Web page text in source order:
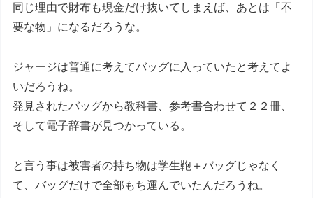
同じ理由で財布も現金だけ抜いてしまえば、あとは「不
要な物」になるだろうな。
ジャージは普通に考えてバッグに入っていたと考えてよ
いだろうね。
発見されたバッグから教科書、参考書合わせて２２冊、
そして電子辞書が見つかっている。
と言う事は被害者の持ち物は学生鞄＋バッグじゃなく
て、バッグだけで全部もち運んでいたんだろうね。